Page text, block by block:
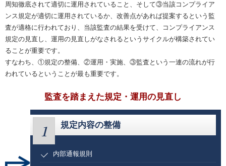
周知徹底されて適切に運用されていること、そして③当該コンプライア
ンス規定が適切に運用されているか、改善点があれば提案するという監
査が適格に行われており、当該監査の結果を受けて、コンプライアンス
規定の見直し、運用の見直しがなされるというサイクルが構築されてい
ることが重要です。
すなわち、①規定の整備、②運用・実施、③監査という一連の流れが行
われているということが最も重要です。
監査を踏まえた規定・運用の見直し
1 規定内容の整備
内部通報規則